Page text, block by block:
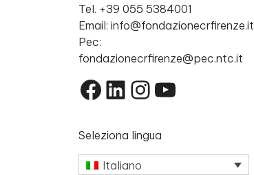
Tel. +39 055 5384001
Email: info@fondazionecrfirenze.it
Pec:
fondazionecrfirenze@pec.ntc.it
Facebook
LinkedIn
Instagram
YouTube
Seleziona lingua
Italiano